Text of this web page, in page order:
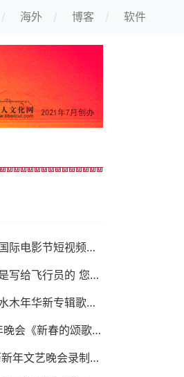
海外 博客 软件
《感谢生活》入围北京国际电影节短视频单元
经典藏歌《向往神鹰》是写给飞行员的 您知道吗？
藏族诗人诺布朗杰参与水木年华新专辑歌曲填词
安多卫视2020藏历新年晚会《新春的颂歌》录制完成
青海安多卫视2021藏历新年文艺晚会录制完成